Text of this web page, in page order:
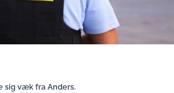
sig væk fra Anders.